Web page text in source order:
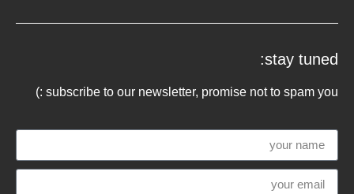
stay tuned:
subscribe to our newsletter, promise not to spam you :)